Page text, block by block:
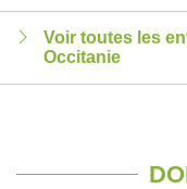
Voir toutes les
Occitanie